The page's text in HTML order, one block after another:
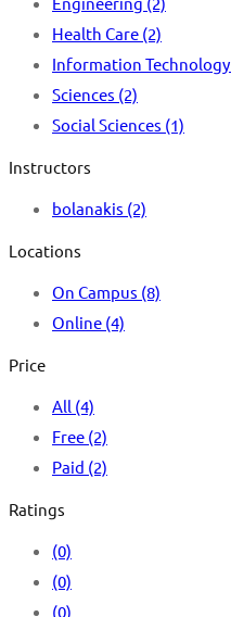
Health Care (2)
Information Technology
Sciences (2)
Social Sciences (1)
Instructors
bolanakis (2)
Locations
On Campus (8)
Online (4)
Price
All (4)
Free (2)
Paid (2)
Ratings
(0)
(0)
(0)